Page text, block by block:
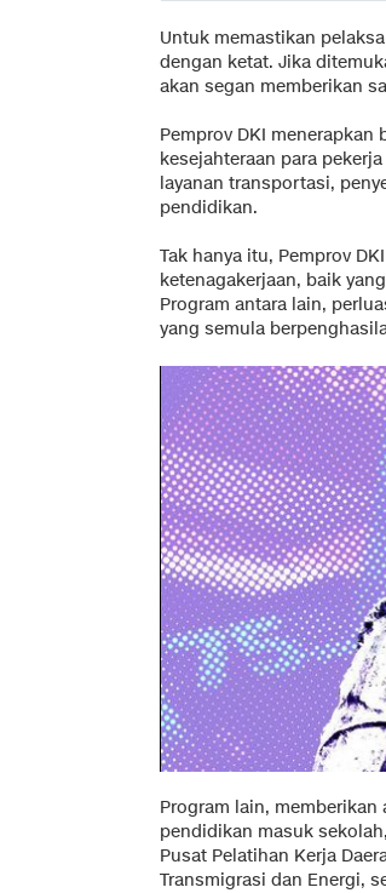
Untuk memastikan
dengan ketat. Jika
akan segan memberikan
Pemprov DKI
kesejahteraan para
layanan transportasi,
pendidikan.
Tak hanya itu, Pemprov
ketenagakerjaan, baik
Program antara lain,
yang semula
Program lain,
pendidikan masuk
Pusat Pelatihan Kerja
Transmigrasi dan Energi,